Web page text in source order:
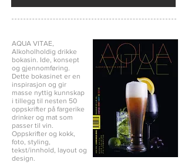
AQUA VITAE,
Alkoholholdig drikke
bokasin. Ide, konsept
og gjennomføring.
Dette bokasinet er en
inspirasjon og gir
masse nyttig kunnskap
i tillegg til nesten 50
oppskrifter på fargerike
drinker og mat som
passer til vin.
Oppskrifter og kokk,
foto, styling,
tekst/innhold, layout og
design.